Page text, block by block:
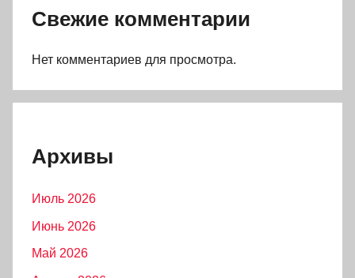
Свежие комментарии
Нет комментариев для просмотра.
Архивы
Июль 2026
Июнь 2026
Май 2026